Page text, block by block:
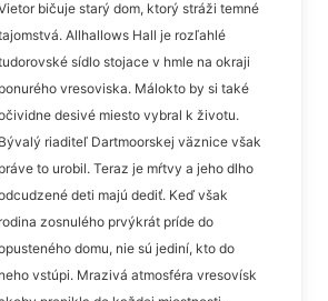
bičuje starý dom, ktorý stráži temné
Allhallows Hall je rozľahlé
sídlo stojace v hmle na okraji
ponurého vresoviska. Málokto by si také
desivé miesto vybral k životu.
Bývalý riaditeľ Dartmoorskej väznice však
práve to urobil. Teraz je mŕtvy a jeho dlho
deti majú dediť. Keď však
rodina zosnulého prvýkrát príde do
domu, nie sú jediní, kto do
neho vstúpi. Mrazivá atmosféra vresovísk